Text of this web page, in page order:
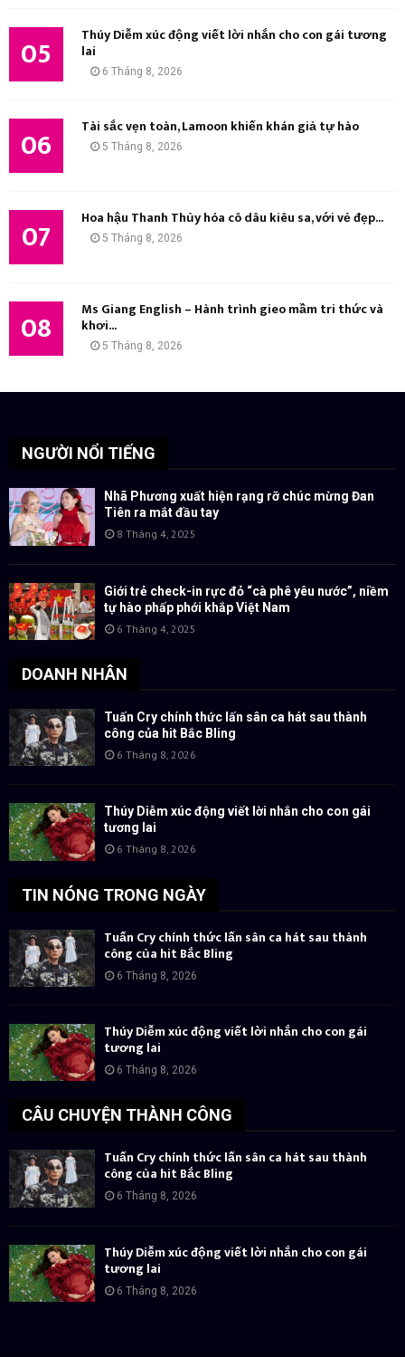
05 Thúy Diễm xúc động viết lời nhắn cho con gái tương
lai
6 Tháng 8, 2026
06 Tài sắc vẹn toàn, Lamoon khiến khán giả tự hào
5 Tháng 8, 2026
07 Hoa hậu Thanh Thủy hóa cô dâu kiêu sa, với vẻ đẹp...
5 Tháng 8, 2026
08 Ms Giang English – Hành trình gieo mầm tri thức và
khơi...
5 Tháng 8, 2026
NGƯỜI NỔI TIẾNG
Nhã Phương xuất hiện rạng rỡ chúc mừng Đan
Tiên ra mắt đầu tay
8 Tháng 4, 2025
Giới trẻ check-in rực đỏ “cà phê yêu nước”, niềm
tự hào phấp phới khắp Việt Nam
6 Tháng 4, 2025
DOANH NHÂN
Tuấn Cry chính thức lấn sân ca hát sau thành
công của hit Bắc Bling
6 Tháng 8, 2026
Thúy Diễm xúc động viết lời nhắn cho con gái
tương lai
6 Tháng 8, 2026
TIN NÓNG TRONG NGÀY
Tuấn Cry chính thức lấn sân ca hát sau thành
công của hit Bắc Bling
6 Tháng 8, 2026
Thúy Diễm xúc động viết lời nhắn cho con gái
tương lai
6 Tháng 8, 2026
CÂU CHUYỆN THÀNH CÔNG
Tuấn Cry chính thức lấn sân ca hát sau thành
công của hit Bắc Bling
6 Tháng 8, 2026
Thúy Diễm xúc động viết lời nhắn cho con gái
tương lai
6 Tháng 8, 2026